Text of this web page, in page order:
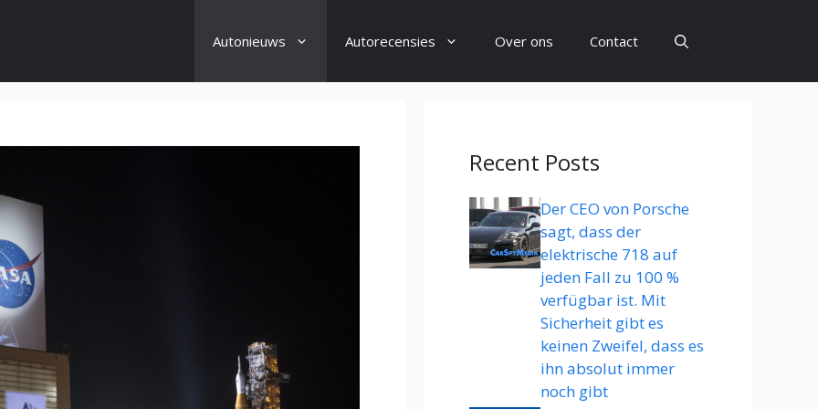
Autonieuws Autorecensies Over ons Contact
Recent Posts
Der CEO von Porsche
sagt, dass der
elektrische 718 auf
jeden Fall zu 100 %
verfügbar ist. Mit
Sicherheit gibt es
keinen Zweifel, dass es
ihn absolut immer
noch gibt